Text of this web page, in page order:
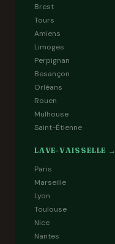
Brest
Tours
Amiens
Limoges
Perpignan
Besançon
Orléans
Rouen
Mulhouse
Saint-Étienne
LAVE-VAISSELLE →
Paris
Marseille
Lyon
Toulouse
Nice
Nantes